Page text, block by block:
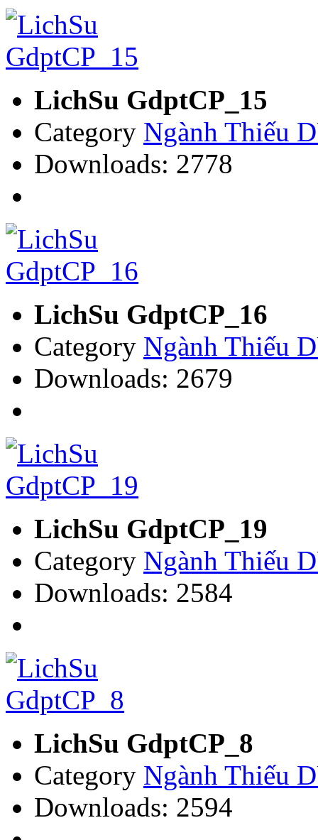
LichSu GdptCP_15
Category Ngành Thiếu
Downloads: 2778
LichSu GdptCP_16
Category Ngành Thiếu
Downloads: 2679
LichSu GdptCP_19
Category Ngành Thiếu
Downloads: 2584
LichSu GdptCP_8
Category Ngành Thiếu
Downloads: 2594